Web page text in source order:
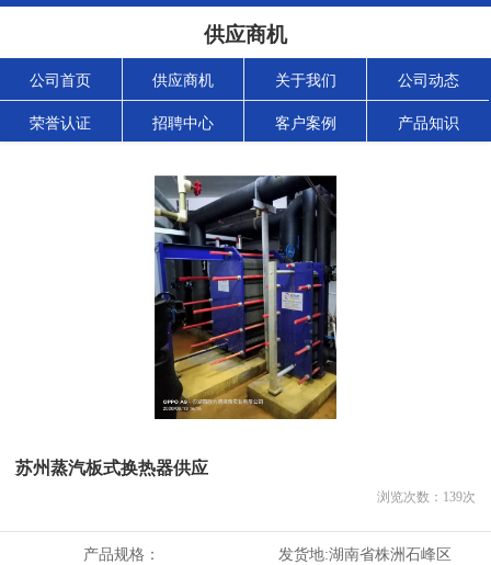
供应商机
公司首页 供应商机 关于我们 公司动态
荣誉认证 招聘中心 客户案例 产品知识
苏州蒸汽板式换热器供应
浏览次数： 139次
产品规格： 发货地:湖南省株洲石峰区